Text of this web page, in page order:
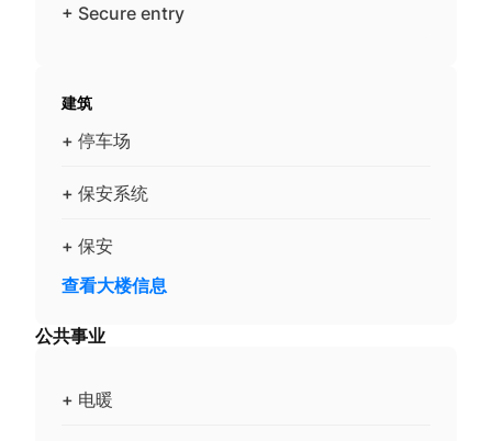
+ Secure entry
建筑
+ 停车场
+ 保安系统
+ 保安
查看大楼信息
公共事业
+ 电暖